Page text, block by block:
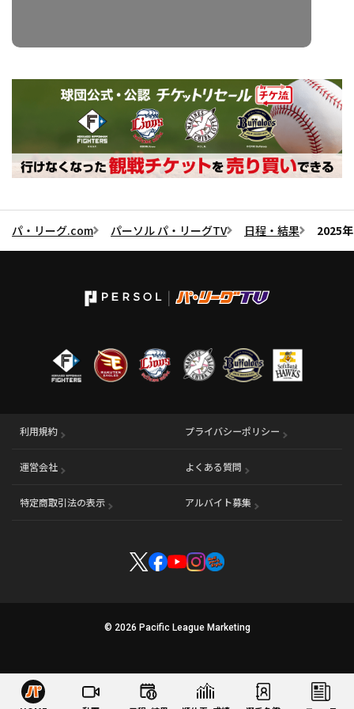
パ・リーグ.com パーソル パ・リーグTV 日程・結果 2025
利用規約 プライバシーポリシー
運営会社 （別ウィンドウで開く） よくある質問
特定商取引法の表示 アルバイト募集 （別ウィンドウで開く
© 2026 Pacific League Marketing